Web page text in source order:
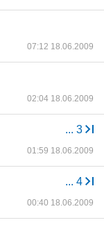
07:12 18.06.2009
02:04 18.06.2009
... 3
01:59 18.06.2009
... 4
00:40 18.06.2009